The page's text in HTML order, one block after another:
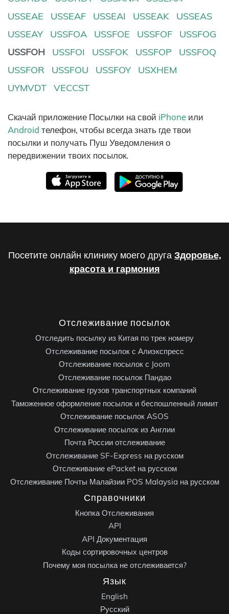
USSEAE
USSEAF USSEAI USSEAK
USSEAS
USSEAY
USSFOA USSFOE USSFOF
USSFOG
USSFOH
USSFOI USSFOK USSFOP
USSFOQ
USSFOR
USSFOU USSFOY
USXHEM
UYMVDT
VECCST
Скачай приложение Посылки на свой iPhone или
Android телефон, чтобы всегда знать где твои
посылки и получать Пуш Уведомления о
передвижении твоих посылок.
Посетите онлайн клинику моего друга Здоровье,
красота и гармония
Отслеживание посылок
Отследить посылку из Китая по трек номеру
Отслеживание посылок с Алиэкспресс
Отслеживание посылок с Joom
Отслеживание посылок Пандао
Отслеживание грузов транспортных компаний
Таможенное оформление посылок и беспошленный лимит
Отслеживание посылок ASOS
Отслеживание посылок из Англии
Почта России отслеживание
Отслеживание SF-Express на русском
Отслеживание ePacket на русском
Отслеживание Почты Малайзии POS Malaysia на русском
Справочники
Кнопка Отслеживания
API
API Документация
Коды сортировочных центров
Почему моя посылка не отслеживается?
Язык
English
Русский